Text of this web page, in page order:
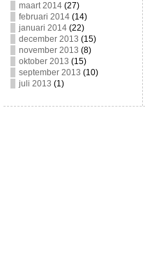
maart 2014(27)
februari 2014(14)
januari 2014(22)
december 2013 (15)
november 2013 (8)
oktober 2013 (15)
september 2013 (10)
juli 2013 (1)